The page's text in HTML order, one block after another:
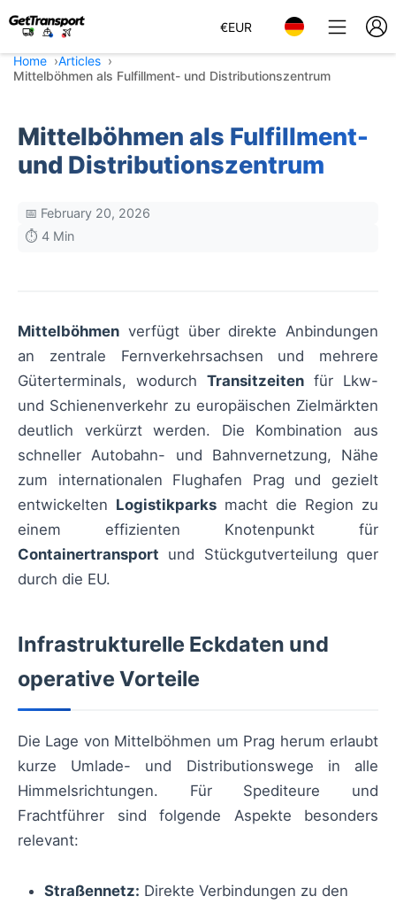
€EUR
Home
Articles
Mittelböhmen als Fulfillment- und Distributionszentrum
Mittelböhmen als Fulfillment-
und Distributionszentrum
📅 February 20, 2026
⏱️ 4 Min
Mittelböhmen verfügt über direkte Anbindungen
an zentrale Fernverkehrsachsen und mehrere
Güterterminals, wodurch Transitzeiten für Lkw-
und Schienenverkehr zu europäischen Zielmärkten
deutlich verkürzt werden. Die Kombination aus
schneller Autobahn- und Bahnvernetzung, Nähe
zum internationalen Flughafen Prag und gezielt
entwickelten Logistikparks macht die Region zu
einem effizienten Knotenpunkt für
Containertransport und Stückgutverteilung quer
durch die EU.
Infrastrukturelle Eckdaten und
operative Vorteile
Die Lage von Mittelböhmen um Prag herum erlaubt
kurze Umlade- und Distributionswege in alle
Himmelsrichtungen. Für Spediteure und
Frachtführer sind folgende Aspekte besonders
relevant:
Straßennetz: Direkte Verbindungen zu den